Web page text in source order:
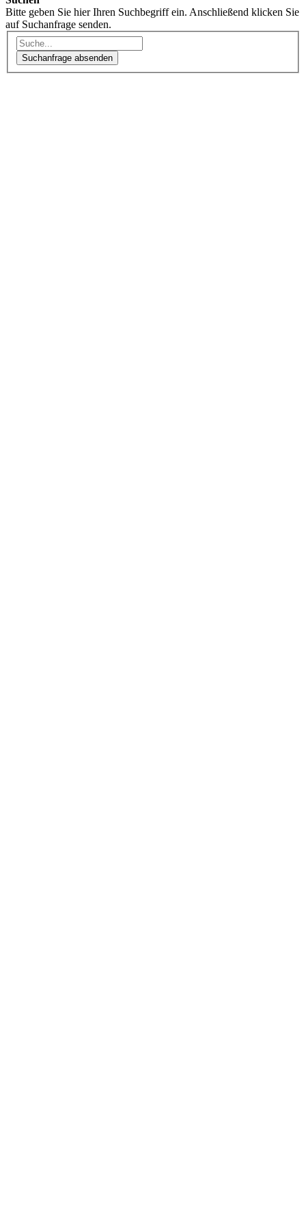
Bitte geben Sie hier Ihren Suchbegriff ein. Anschließend klicken Sie
auf Suchanfrage senden.
Suchanfrage absenden